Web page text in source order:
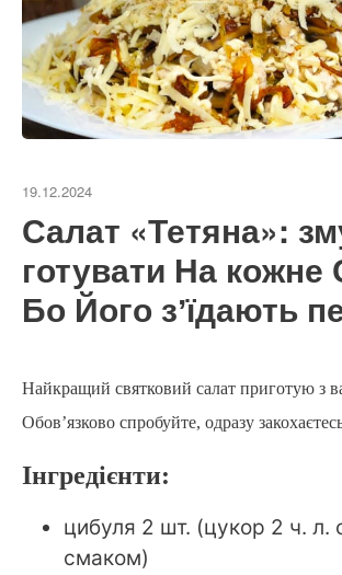
19.12.2024
Салат «Тетяна»:
готувати На кожне
Бо Його зʼїдають
Найкращий святковий салат приготую з
Обов’язково спробуйте, одразу
Інгредієнти:
цибуля 2 шт. (цукор 2 ч. л.
смаком)